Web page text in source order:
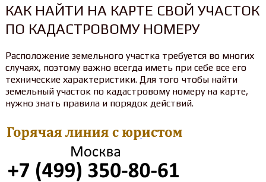
КАК НАЙТИ НА КАРТЕ СВОЙ УЧАСТОК
ПО КАДАСТРОВОМУ НОМЕРУ
Расположение земельного участка требуется во многих
случаях, поэтому важно всегда иметь при себе все его
технические характеристики. Для того чтобы найти
земельный участок по кадастровому номеру на карте,
нужно знать правила и порядок действий.